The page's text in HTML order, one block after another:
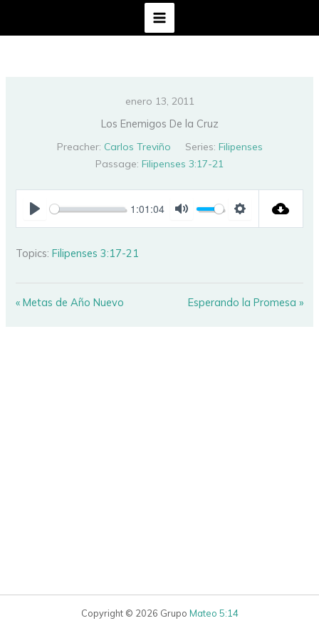
enero 13, 2011
Los Enemigos De la Cruz
Preacher: Carlos Treviño Series: Filipenses
Passage: Filipenses 3:17-21
PLAY
1:01:04
MUTE SETTINGS
Topics: Filipenses 3:17-21
« Metas de Año Nuevo Esperando la Promesa »
Copyright © 2026 Grupo Mateo 5:14